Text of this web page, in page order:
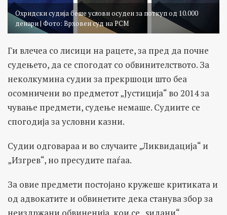
Охридски судија беше условн осуден за поткуп од 10.000
денари | Фото: Врховен суд на РСМ
Ги влечеа со лисици на рацете, за пред да почне
судењето, да се спогодат со обвинителството. За
неколкумина судии за прекршоци што беа
осомничени во предметот „Јустиција“ во 2014 за
чување предмети, судење немаше. Судиите се
спогодија за условни казни.
Судии одговараа и во случаите „Ликвидација“ и
„Изгрев“, но пресудите паѓаа.
За овие предмети постојано кружеше критиката и
од адвокатите и обвинетите дека станува збор за
неиздржани обвиненија, кои се „ѕидани“